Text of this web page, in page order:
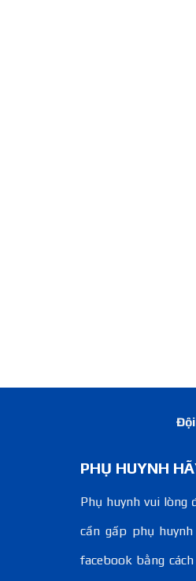
PHỤ HUYNH
Phụ huynh vui lòng
cần gấp phụ
facebook bằng